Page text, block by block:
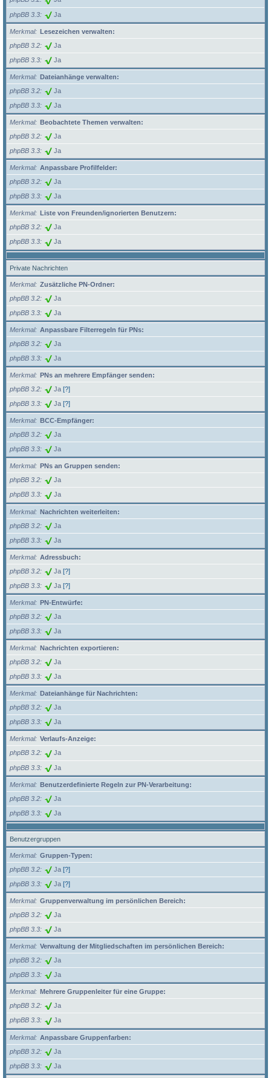
phpBB 3.3 Ja
Merkmal
Lesezeichen verwalten:
phpBB 3.2
Ja
phpBB 3.3 Ja
Merkmal
Dateianhänge verwalten:
phpBB 3.2
Ja
phpBB 3.3 Ja
Merkmal
Beobachtete Themen verwalten:
phpBB 3.2
Ja
phpBB 3.3 Ja
Merkmal
Anpassbare Profilfelder:
phpBB 3.2
Ja
phpBB 3.3 Ja
Merkmal
Liste von Freunden/ignorierten Benutzern:
phpBB 3.2
Ja
phpBB 3.3 Ja
Private Nachrichten
Merkmal
Zusätzliche PN-Ordner:
phpBB 3.2
Ja
phpBB 3.3 Ja
Merkmal
Anpassbare Filterregeln für PNs:
phpBB 3.2
Ja
phpBB 3.3 Ja
Merkmal
PNs an mehrere Empfänger senden:
phpBB 3.2
Ja [?]
phpBB 3.3 Ja [?]
Merkmal
BCC-Empfänger:
phpBB 3.2
Ja
phpBB 3.3 Ja
Merkmal
PNs an Gruppen senden:
phpBB 3.2
Ja
phpBB 3.3 Ja
Merkmal
Nachrichten weiterleiten:
phpBB 3.2
Ja
phpBB 3.3 Ja
Merkmal
Adressbuch:
phpBB 3.2
Ja [?]
phpBB 3.3 Ja [?]
Merkmal
PN-Entwürfe:
phpBB 3.2
Ja
phpBB 3.3 Ja
Merkmal
Nachrichten exportieren:
phpBB 3.2
Ja
phpBB 3.3 Ja
Merkmal
Dateianhänge für Nachrichten:
phpBB 3.2
Ja
phpBB 3.3 Ja
Merkmal
Verlaufs-Anzeige:
phpBB 3.2
Ja
phpBB 3.3 Ja
Merkmal
Benutzerdefinierte Regeln zur PN-Verarbeitung:
phpBB 3.2
Ja
phpBB 3.3 Ja
Benutzergruppen
Merkmal
Gruppen-Typen:
phpBB 3.2
Ja [?]
phpBB 3.3 Ja [?]
Merkmal
Gruppenverwaltung im persönlichen Bereich:
phpBB 3.2
Ja
phpBB 3.3 Ja
Merkmal
Verwaltung der Mitgliedschaften im persönlichen Bereich:
phpBB 3.2
Ja
phpBB 3.3 Ja
Merkmal
Mehrere Gruppenleiter für eine Gruppe:
phpBB 3.2
Ja
phpBB 3.3 Ja
Merkmal
Anpassbare Gruppenfarben:
phpBB 3.2
Ja
phpBB 3.3 Ja